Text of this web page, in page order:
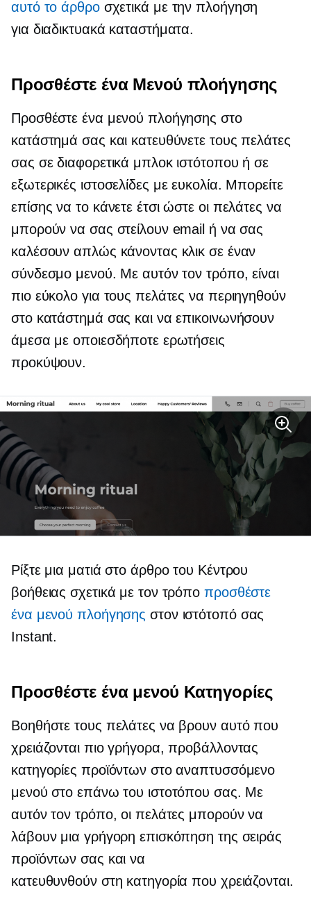
αυτό το άρθροσχετικά με την πλοήγηση
για διαδικτυακά καταστήματα.
Προσθέστε ένα Μενού πλοήγησης
Προσθέστε ένα μενού πλοήγησης στο
κατάστημά σας και κατευθύνετε τους πελάτες
σας σε διαφορετικά μπλοκ ιστότοπου ή σε
εξωτερικές ιστοσελίδες με ευκολία. Μπορείτε
επίσης να το κάνετε έτσι ώστε οι πελάτες να
μπορούν να σας στείλουν email ή να σας
καλέσουν απλώς κάνοντας κλικ σε έναν
σύνδεσμο μενού. Με αυτόν τον τρόπο, είναι
πιο εύκολο για τους πελάτες να περιηγηθούν
στο κατάστημά σας και να επικοινωνήσουν
άμεσα με οποιεσδήποτε ερωτήσεις
προκύψουν.
Ρίξτε μια ματιά στο άρθρο του Κέντρου
βοήθειας σχετικά με τον τρόπο προσθέστε
ένα μενού πλοήγησης στον ιστότοπό σας
Instant.
Προσθέστε ένα μενού Κατηγορίες
Βοηθήστε τους πελάτες να βρουν αυτό που
χρειάζονται πιο γρήγορα, προβάλλοντας
κατηγορίες προϊόντων στο αναπτυσσόμενο
μενού στο επάνω του ιστοτόπου σας. Με
αυτόν τον τρόπο, οι πελάτες μπορούν να
λάβουν μια γρήγορη επισκόπηση της σειράς
προϊόντων σας και να
κατευθυνθούν στη κατηγορία που χρειάζονται.